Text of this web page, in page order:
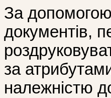
За
документів,
за
належністю